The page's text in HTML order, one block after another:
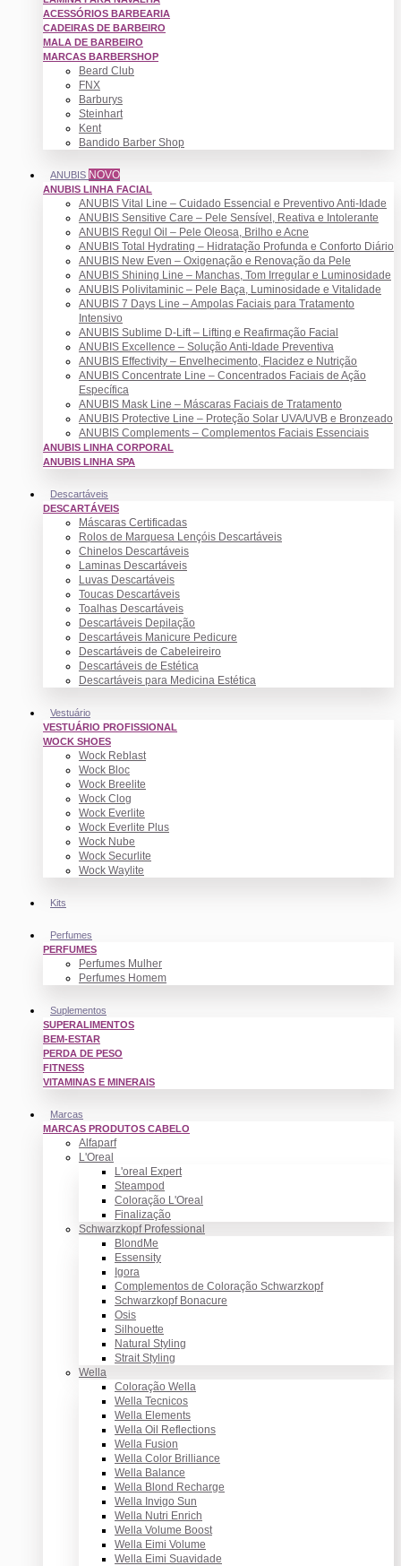
ACESSÓRIOS BARBEARIA
CADEIRAS DE BARBEIRO
MALA DE BARBEIRO
MARCAS BARBERSHOP
Beard Club
FNX
Barburys
Steinhart
Kent
Bandido Barber Shop
ANUBIS NOVO
ANUBIS LINHA FACIAL
ANUBIS Vital Line – Cuidado Essencial e Preventivo Anti-Idade
ANUBIS Sensitive Care – Pele Sensível, Reativa e Intolerante
ANUBIS Regul Oil – Pele Oleosa, Brilho e Acne
ANUBIS Total Hydrating – Hidratação Profunda e Conforto Diário
ANUBIS New Even – Oxigenação e Renovação da Pele
ANUBIS Shining Line – Manchas, Tom Irregular e Luminosidade
ANUBIS Polivitaminic – Pele Baça, Luminosidade e Vitalidade
ANUBIS 7 Days Line – Ampolas Faciais para Tratamento
Intensivo
ANUBIS Sublime D-Lift – Lifting e Reafirmação Facial
ANUBIS Excellence – Solução Anti-Idade Preventiva
ANUBIS Effectivity – Envelhecimento, Flacidez e Nutrição
ANUBIS Concentrate Line – Concentrados Faciais de Ação
Específica
ANUBIS Mask Line – Máscaras Faciais de Tratamento
ANUBIS Protective Line – Proteção Solar UVA/UVB e Bronzeado
ANUBIS Complements – Complementos Faciais Essenciais
ANUBIS LINHA CORPORAL
ANUBIS LINHA SPA
Descartáveis
DESCARTÁVEIS
Máscaras Certificadas
Rolos de Marquesa Lençóis Descartáveis
Chinelos Descartáveis
Laminas Descartáveis
Luvas Descartáveis
Toucas Descartáveis
Toalhas Descartáveis
Descartáveis Depilação
Descartáveis Manicure Pedicure
Descartáveis de Cabeleireiro
Descartáveis de Estética
Descartáveis para Medicina Estética
Vestuário
VESTUÁRIO PROFISSIONAL
WOCK SHOES
Wock Reblast
Wock Bloc
Wock Breelite
Wock Clog
Wock Everlite
Wock Everlite Plus
Wock Nube
Wock Securlite
Wock Waylite
Kits
Perfumes
PERFUMES
Perfumes Mulher
Perfumes Homem
Suplementos
SUPERALIMENTOS
BEM-ESTAR
PERDA DE PESO
FITNESS
VITAMINAS E MINERAIS
Marcas
MARCAS PRODUTOS CABELO
Alfaparf
L'Oreal
L'oreal Expert
Steampod
Coloração L'Oreal
Finalização
Schwarzkopf Professional
BlondMe
Essensity
Igora
Complementos de Coloração Schwarzkopf
Schwarzkopf Bonacure
Osis
Silhouette
Natural Styling
Strait Styling
Wella
Coloração Wella
Wella Tecnicos
Wella Elements
Wella Oil Reflections
Wella Fusion
Wella Color Brilliance
Wella Balance
Wella Blond Recharge
Wella Invigo Sun
Wella Nutri Enrich
Wella Volume Boost
Wella Eimi Volume
Wella Eimi Suavidade